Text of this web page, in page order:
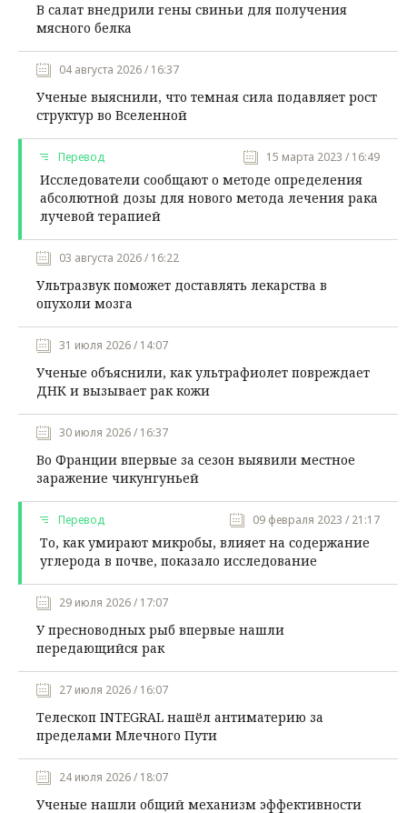
В салат внедрили гены свиньи для получения
мясного белка
04 августа 2026 / 16:37
Ученые выяснили, что темная сила подавляет рост
структур во Вселенной
Перевод 15 марта 2023 / 16:49
Исследователи сообщают о методе определения
абсолютной дозы для нового метода лечения рака
лучевой терапией
03 августа 2026 / 16:22
Ультразвук поможет доставлять лекарства в
опухоли мозга
31 июля 2026 / 14:07
Ученые объяснили, как ультрафиолет повреждает
ДНК и вызывает рак кожи
30 июля 2026 / 16:37
Во Франции впервые за сезон выявили местное
заражение чикунгуньей
Перевод 09 февраля 2023 / 21:17
То, как умирают микробы, влияет на содержание
углерода в почве, показало исследование
29 июля 2026 / 17:07
У пресноводных рыб впервые нашли
передающийся рак
27 июля 2026 / 16:07
Телескоп INTEGRAL нашёл антиматерию за
пределами Млечного Пути
24 июля 2026 / 18:07
Ученые нашли общий механизм эффективности